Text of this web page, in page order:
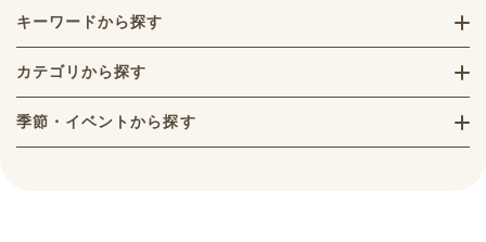
キーワードから探す
カテゴリから探す
季節・イベントから探す